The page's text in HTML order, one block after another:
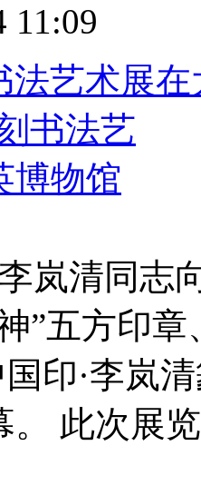
11:09
法艺术展
岚清同志
”五方印
国印·李岚
。 此次展